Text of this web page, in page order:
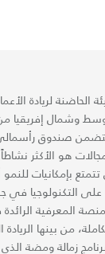
لريادة
وشمال إفريقيا
يتضمن صندوق
هو الأكثر
بإمكانيات
التكنولوجيا في
المعرفية
من بينها الريادة
زمالة ومضة